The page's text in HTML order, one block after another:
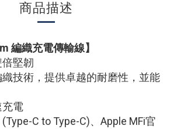
商品描述
編織充電傳輸線】
堅韌
技術，提供卓越的耐磨性，並能
電
C to Type-C)、Apple MFi官